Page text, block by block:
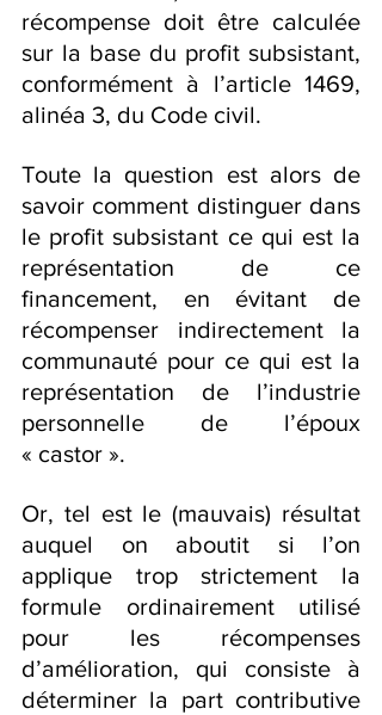
récompense doit être calculée
sur la base du profit subsistant,
conformément à l’article 1469,
alinéa 3, du Code civil.
Toute la question est alors de
savoir comment distinguer dans
le profit subsistant ce qui est la
représentation de ce
financement, en évitant de
récompenser indirectement la
communauté pour ce qui est la
représentation de l’industrie
personnelle de l’époux
« castor ».
Or, tel est le (mauvais) résultat
auquel on aboutit si l’on
applique trop strictement la
formule ordinairement utilisé
pour les récompenses
d’amélioration, qui consiste à
déterminer la part contributive